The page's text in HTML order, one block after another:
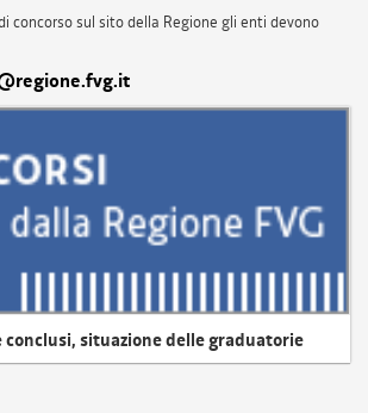
concorso sul sito della Regione gli enti devono
conclusi, situazione delle graduatorie